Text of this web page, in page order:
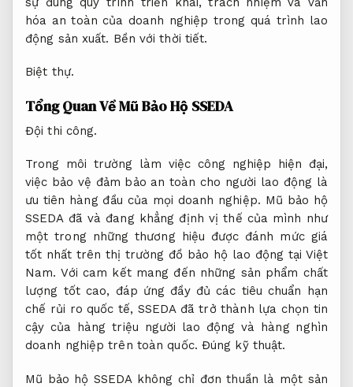
hóa an toàn của doanh nghiệp trong quá trình lao
động sản xuất. Bền với thời tiết.
Biệt thự.
Tổng Quan Về Mũ Bảo Hộ SSEDA
Đội thi công.
Trong môi trường làm việc công nghiệp hiện đại,
việc bảo vệ đảm bảo an toàn cho người lao động là
ưu tiên hàng đầu của mọi doanh nghiệp. Mũ bảo hộ
SSEDA đã và đang khẳng định vị thế của mình như
một trong những thương hiệu được đánh mức giá
tốt nhất trên thị trường đồ bảo hộ lao động tại Việt
Nam. Với cam kết mang đến những sản phẩm chất
lượng tốt cao, đáp ứng đầy đủ các tiêu chuẩn hạn
chế rủi ro quốc tế, SSEDA đã trở thành lựa chọn tin
cậy của hàng triệu người lao động và hàng nghìn
doanh nghiệp trên toàn quốc. Đúng kỹ thuật.
Mũ bảo hộ SSEDA không chỉ đơn thuần là một sản